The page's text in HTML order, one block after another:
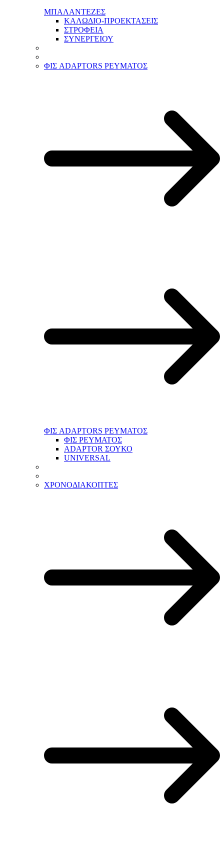
ΜΠΑΛΑΝΤΕΖΕΣ
ΚΑΛΩΔΙΟ-ΠΡΟΕΚΤΑΣΕΙΣ
ΣΤΡΟΦΕΙΑ
ΣΥΝΕΡΓΕΙΟΥ
ΦΙΣ ADAPTORS ΡΕΥΜΑΤΟΣ
ΦΙΣ ADAPTORS ΡΕΥΜΑΤΟΣ
ΦΙΣ ΡΕΥΜΑΤΟΣ
ADAPTOR ΣΟΥΚΟ
UNIVERSAL
ΧΡΟΝΟΔΙΑΚΟΠΤΕΣ